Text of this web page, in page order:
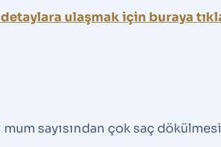
ulaşmak için buraya
sayısından çok saç